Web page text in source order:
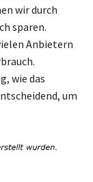
wir durch
sparen.
Anbietern
wie das
um